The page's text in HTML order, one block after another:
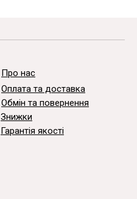
Про нас
Оплата та доставка
Обмін та повернення
Знижки
Гарантія якості